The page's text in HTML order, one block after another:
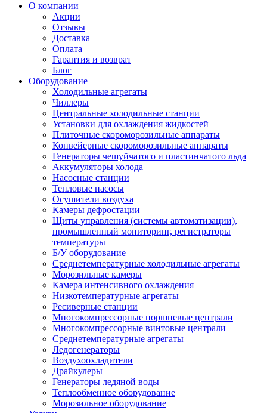
О компании
Акции
Отзывы
Доставка
Оплата
Гарантия и возврат
Блог
Оборудование
Холодильные агрегаты
Чиллеры
Центральные холодильные станции
Установки для охлаждения жидкостей
Плиточные скороморозильные аппараты
Конвейерные скороморозильные аппараты
Генераторы чешуйчатого и пластинчатого льда
Аккумуляторы холода
Насосные станции
Тепловые насосы
Осушители воздуха
Камеры дефростации
Щиты управления (системы автоматизации),
промышленный мониторинг, регистраторы
температуры
Б/У оборудование
Среднетемпературные холодильные агрегаты
Морозильные камеры
Камера интенсивного охлаждения
Низкотемпературные агрегаты
Ресиверные станции
Многокомпрессорные поршневые централи
Многокомпрессорные винтовые централи
Среднетемпературные агрегаты
Ледогенераторы
Воздухоохладители
Драйкулеры
Генераторы ледяной воды
Теплообменное оборудование
Морозильное оборудование